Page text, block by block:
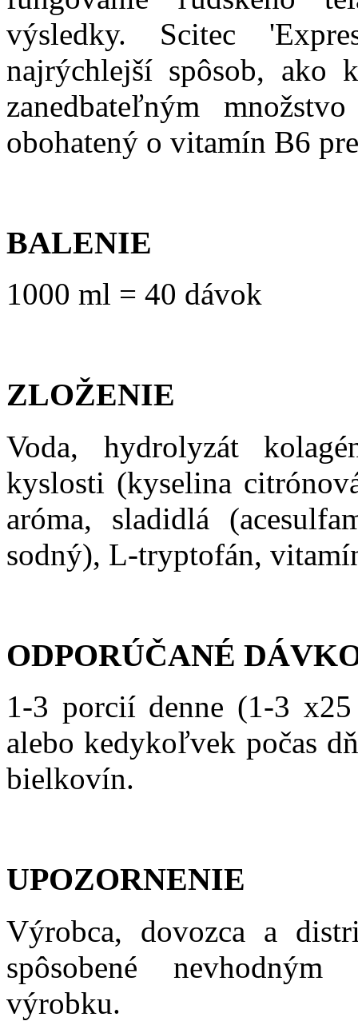
výsledky. Scitec
najrýchlejší spôsob,
zanedbateľným
obohatený o vitamín B6
BALENIE
1000 ml = 40 dávok
ZLOŽENIE
Voda, hydrolyzát
kyslosti (kyselina
aróma, sladidlá
sodný), L-tryptofán,
ODPORÚČANÉ
1-3 porcií denne (1-3
alebo kedykoľvek počas
bielkovín.
UPOZORNENIE
Výrobca, dovozca a
spôsobené
výrobku.